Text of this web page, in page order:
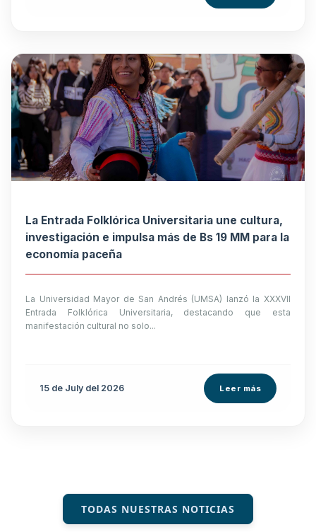
La Entrada Folklórica Universitaria une cultura,
investigación e impulsa más de Bs 19 MM para la
economía paceña
La Universidad Mayor de San Andrés (UMSA) lanzó la XXXVII
Entrada Folklórica Universitaria, destacando que esta
manifestación cultural no solo...
15 de July del 2026 Leer más
TODAS NUESTRAS NOTICIAS